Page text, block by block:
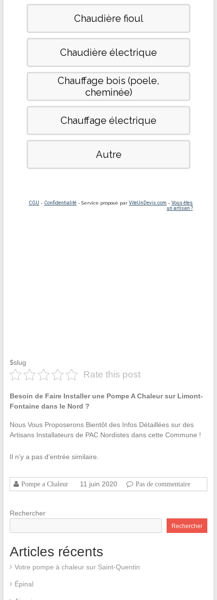
$slug
Rate this post
Besoin de Faire Installer une Pompe A Chaleur sur Limont-
Fontaine dans le Nord ?
Nous Vous Proposerons Bientôt des Infos Détaillées sur des
Artisans Installateurs de PAC Nordistes dans cette Commune !
Il n’y a pas d’entrée similaire.
Pompe a Chaleur 11 juin 2020 Pas de commentaire
Rechercher
Rechercher
Articles récents
Votre pompe à chaleur sur Saint-Quentin
Épinal